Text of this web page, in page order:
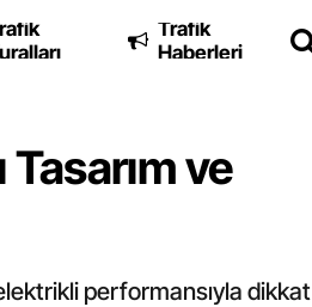
Trafik
Haberleri
ve
performansıyla dikkat